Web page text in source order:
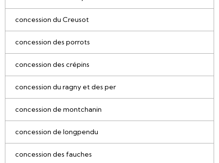
concession du Creusot
concession des porrots
concession des crépins
concession du ragny et des per
concession de montchanin
concession de longpendu
concession des fauches